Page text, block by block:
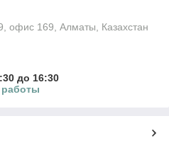
офис 169, Алматы, Казахстан
до 16:30
работы